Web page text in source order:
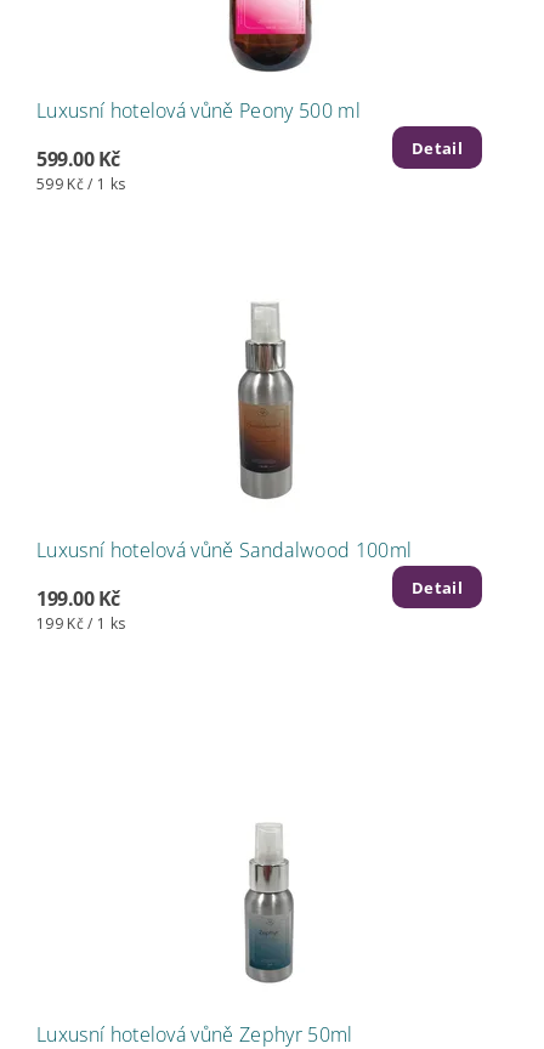
Luxusní hotelová vůně Peony 500 ml
599.00 Kč
599 Kč / 1 ks
Detail
Luxusní hotelová vůně Sandalwood 100ml
199.00 Kč
199 Kč / 1 ks
Detail
Luxusní hotelová vůně Zephyr 50ml